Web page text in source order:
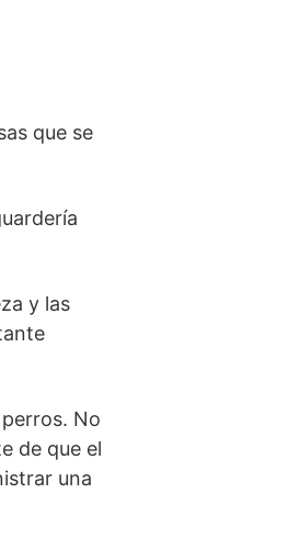
que se
y las
No
de que el
una